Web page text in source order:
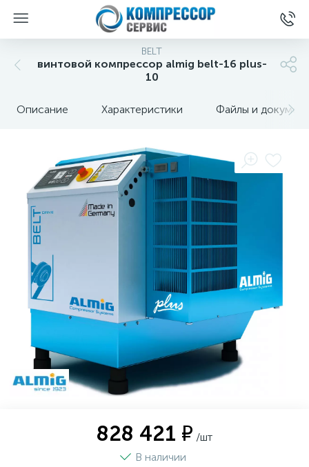
BELT
винтовой компрессор almig belt-16 plus-
10
Описание Характеристики Файлы и
828 421 ₽ /шт
В наличии